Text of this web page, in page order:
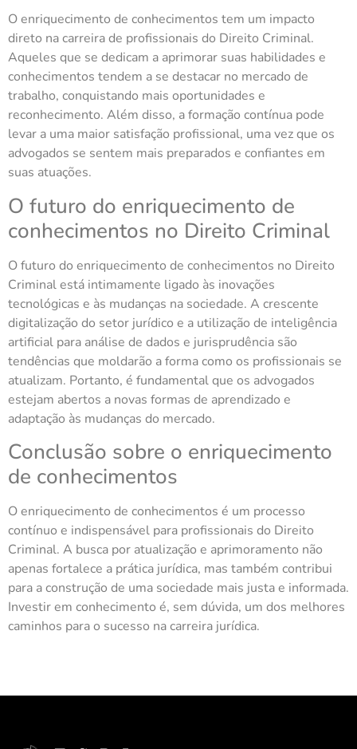
O enriquecimento de conhecimentos tem um impacto
direto na carreira de profissionais do Direito Criminal.
Aqueles que se dedicam a aprimorar suas habilidades e
conhecimentos tendem a se destacar no mercado de
trabalho, conquistando mais oportunidades e
reconhecimento. Além disso, a formação contínua pode
levar a uma maior satisfação profissional, uma vez que os
advogados se sentem mais preparados e confiantes em
suas atuações.
O futuro do enriquecimento de
conhecimentos no Direito Criminal
O futuro do enriquecimento de conhecimentos no Direito
Criminal está intimamente ligado às inovações
tecnológicas e às mudanças na sociedade. A crescente
digitalização do setor jurídico e a utilização de inteligência
artificial para análise de dados e jurisprudência são
tendências que moldarão a forma como os profissionais se
atualizam. Portanto, é fundamental que os advogados
estejam abertos a novas formas de aprendizado e
adaptação às mudanças do mercado.
Conclusão sobre o enriquecimento
de conhecimentos
O enriquecimento de conhecimentos é um processo
contínuo e indispensável para profissionais do Direito
Criminal. A busca por atualização e aprimoramento não
apenas fortalece a prática jurídica, mas também contribui
para a construção de uma sociedade mais justa e informada.
Investir em conhecimento é, sem dúvida, um dos melhores
caminhos para o sucesso na carreira jurídica.